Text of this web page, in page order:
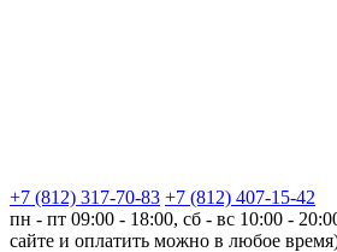
+7 (812) 317-70-83 +7 (812) 407-15-42
пн - пт 09:00 - 18:00, сб - вс 10:00 -
сайте и оплатить можно в любое